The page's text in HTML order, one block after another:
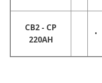
CB2 - CP
220AH
•